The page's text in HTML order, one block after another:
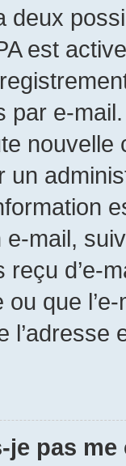
deux
est
par e-
un
mail,
reçu d’e-
que
l’adresse
pas